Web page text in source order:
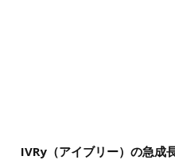
IVRy（アイブリー）の急